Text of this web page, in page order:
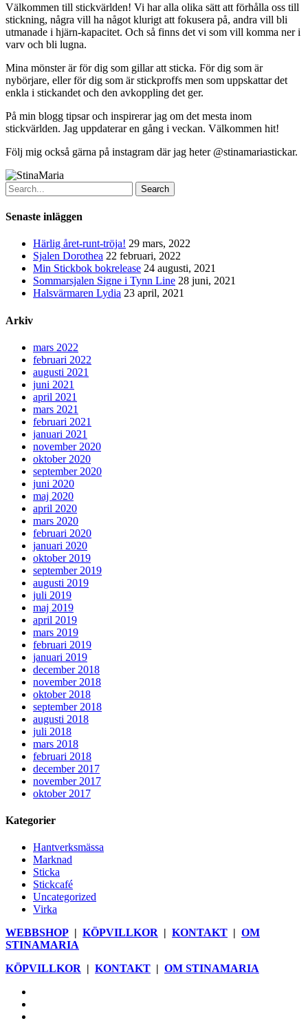
Välkommen till stickvärlden! Vi har alla olika sätt att förhålla oss till
stickning, några vill ha något klurigt att fokusera på, andra vill bli
utmanade i hjärn-kapacitet. Och så finns det vi som vill komma ner i
varv och bli lugna.
Mina mönster är för dig som gillar att sticka. För dig som är
nybörjare, eller för dig som är stickproffs men som uppskattar det
enkla i stickandet och den avkoppling det ger.
På min blogg tipsar och inspirerar jag om det mesta inom
stickvärlden. Jag uppdaterar en gång i veckan. Välkommen hit!
Följ mig också gärna på instagram där jag heter @stinamariastickar.
Search
Senaste inläggen
Härlig året-runt-tröja! 29 mars, 2022
Sjalen Dorothea 22 februari, 2022
Min Stickbok bokrelease 24 augusti, 2021
Sommarsjalen Signe i Tynn Line 28 juni, 2021
Halsvärmaren Lydia 23 april, 2021
Arkiv
mars 2022
februari 2022
augusti 2021
juni 2021
april 2021
mars 2021
februari 2021
januari 2021
november 2020
oktober 2020
september 2020
juni 2020
maj 2020
april 2020
mars 2020
februari 2020
januari 2020
oktober 2019
september 2019
augusti 2019
juli 2019
maj 2019
april 2019
mars 2019
februari 2019
januari 2019
december 2018
november 2018
oktober 2018
september 2018
augusti 2018
juli 2018
mars 2018
februari 2018
december 2017
november 2017
oktober 2017
Kategorier
Hantverksmässa
Marknad
Sticka
Stickcafé
Uncategorized
Virka
WEBBSHOP | KÖPVILLKOR | KONTAKT | OM
STINAMARIA
KÖPVILLKOR | KONTAKT | OM STINAMARIA